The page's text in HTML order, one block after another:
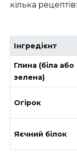
кілька рецептів:
Інгредієнт
Глина (біла або
зелена)
Огірок
Яєчний білок